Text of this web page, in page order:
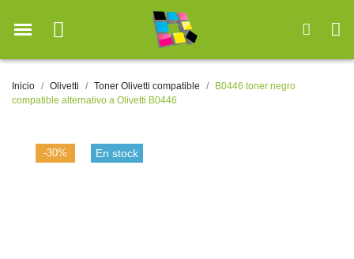
Inicio Olivetti Toner Olivetti compatible
B0446 toner negro
compatible alternativo a Olivetti B0446
-30% En stock